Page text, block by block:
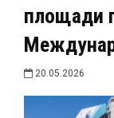
площади
20.05.2026